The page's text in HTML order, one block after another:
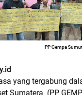
PP Gempa Sumut
yang tergabung
Sumatera (PP